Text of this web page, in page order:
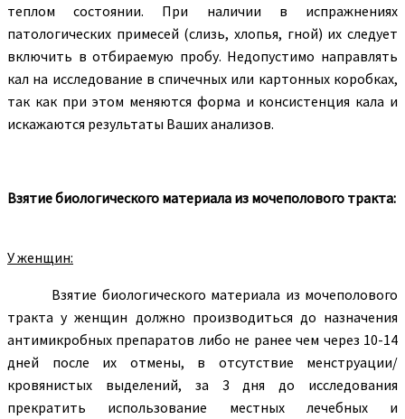
теплом состоянии. При наличии в испражнениях
патологических примесей (слизь, хлопья, гной) их следует
включить в отбираемую пробу. Недопустимо направлять
кал на исследование в спичечных или картонных коробках,
так как при этом меняются форма и консистенция кала и
искажаются результаты Ваших анализов.
Взятие биологического материала из мочеполового тракта:
У женщин:
Взятие биологического материала из мочеполового
тракта у женщин должно производиться до назначения
антимикробных препаратов либо не ранее чем через 10-14
дней после их отмены, в отсутствие менструации/
кровянистых выделений, за 3 дня до исследования
прекратить использование местных лечебных и